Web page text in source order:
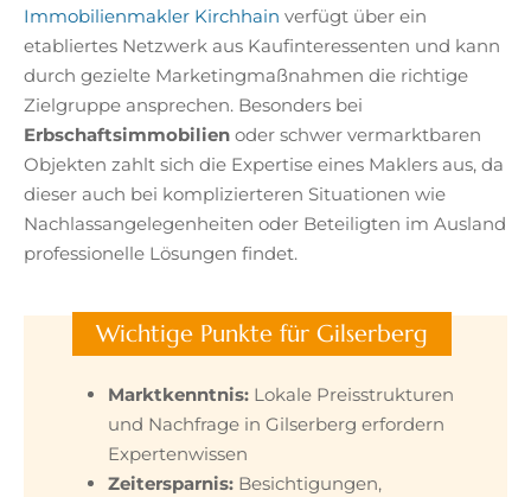
Immobilienmakler Kirchhain verfügt über ein
etabliertes Netzwerk aus Kaufinteressenten und kann
durch gezielte Marketingmaßnahmen die richtige
Zielgruppe ansprechen. Besonders bei
Erbschaftsimmobilien oder schwer vermarktbaren
Objekten zahlt sich die Expertise eines Maklers aus, da
dieser auch bei komplizierteren Situationen wie
Nachlassangelegenheiten oder Beteiligten im Ausland
professionelle Lösungen findet.
Wichtige Punkte für Gilserberg
Marktkenntnis: Lokale Preisstrukturen
und Nachfrage in Gilserberg erfordern
Expertenwissen
Zeitersparnis: Besichtigungen,